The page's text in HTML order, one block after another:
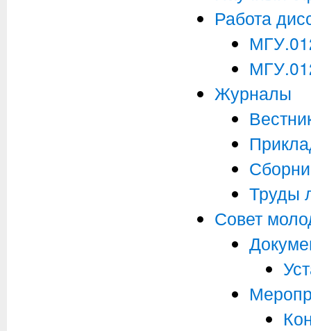
Работа
Журналы
Труды
Совет